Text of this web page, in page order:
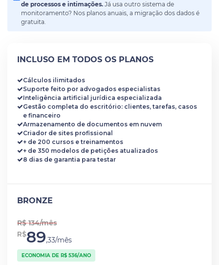
de processos e intimações. Já usa outro sistema de
monitoramento? Nos planos anuais, a migração dos dados é
gratuita.
INCLUSO EM TODOS OS PLANOS
Cálculos ilimitados
Suporte feito por advogados especialistas
Inteligência artificial jurídica especializada
Gestão completa do escritório: clientes, tarefas, casos
e financeiro
Armazenamento de documentos em nuvem
Criador de sites profissional
+ de 200 cursos e treinamentos
+ de 350 modelos de petições atualizados
8 dias de garantia para testar
BRONZE
R$ 134/mês
R$89,33/mês
ECONOMIA DE R$ 536/ANO